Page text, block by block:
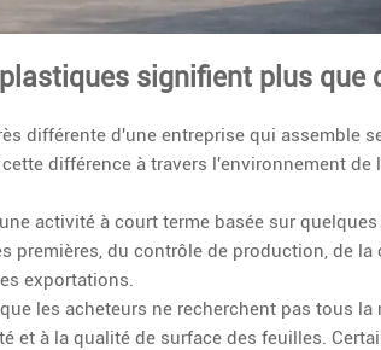
signifient plus que
différente d'une entreprise qui assemble
différence à travers l'environnement
activité à court terme basée sur
premières, du contrôle de production, de la
exportations.
les acheteurs ne recherchent pas tous
et à la qualité de surface des feuilles.